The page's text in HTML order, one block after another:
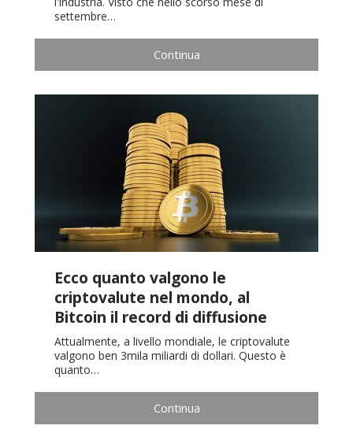
settembre…
Continua
Ecco quanto valgono le
criptovalute nel mondo, al
Bitcoin il record di diffusione
Attualmente, a livello mondiale, le criptovalute
valgono ben 3mila miliardi di dollari. Questo è
quanto…
Continua